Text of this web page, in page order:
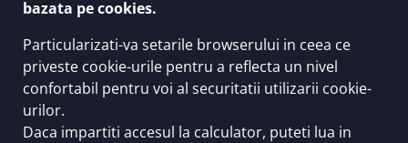
bazata pe cookies.
Particularizati-va setarile browserului in ceea ce
priveste cookie-urile pentru a reflecta un nivel
confortabil pentru voi al securitatii utilizarii cookie-
urilor.
Daca impartiti accesul la calculator, puteti lua in